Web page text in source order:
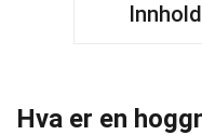
Hva er en